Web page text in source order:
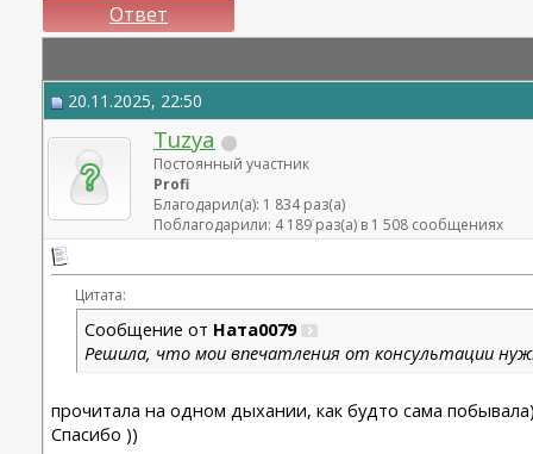
Ответ
20.11.2025, 22:50
Tuzya
Постоянный участник
Profi
Благодарил(а): 1 834 раз(а)
Поблагодарили: 4 189 раз(а) в 1 508 сообщениях
Цитата:
Сообщение от Ната0079
Решила, что мои впечатления от консультации
прочитала на одном дыхании, как будто сама
Спасибо ))